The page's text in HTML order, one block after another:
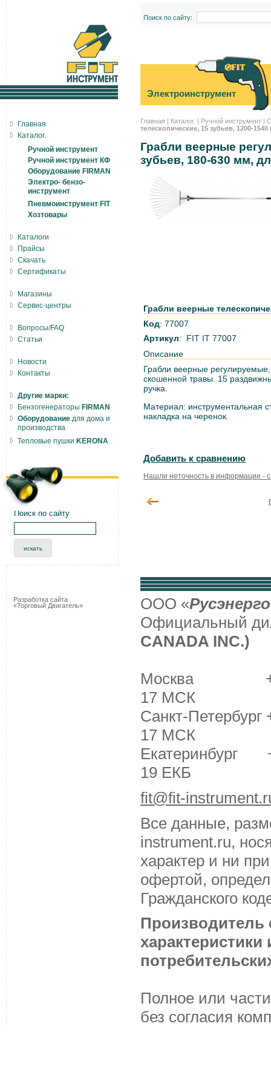
Поиск по сайту:
Электроинструмент
Главная | Каталог. | Ручной инструмент |
телескопические, 15 зубьев, 1200-
Грабли веерные
зубьев, 180-630 мм,
Грабли веерные
Код: 77007
Артикул: FIT IT 77007
Описание
Грабли веерные
скошенной травы. 15
ручка.
Материал: инструментальная
накладка на черенок.
Добавить к сравнению
Нашли неточность в информации -
Главная
Каталог.
Ручной инструмент
Ручной инструмент КФ
Оборудование FIRMAN
Электро- бензо-
инструмент
Пневмоинструмент FIT
Хозтовары
Каталоги
Прайсы
Скачать
Сертификаты
Магазины
Сервис-центры
Вопросы/FAQ
Статьи
Новости
Контакты
Другие марки:
Бензогенераторы FIRMAN
Оборудование для дома и
производства
Тепловые пушки KERONA
Поиск по сайту
Разработка сайта
«Торговый Двигатель»
ООО «
Официальный
CANADA INC.)
Москва +7
17 МСК
Санкт-
17 МСК
Екатеринбург
19 ЕКБ
fit@fit-
Все данные,
instrument.ru,
характер и ни
офертой,
Гражданского
Производитель
Полное или
без согласия